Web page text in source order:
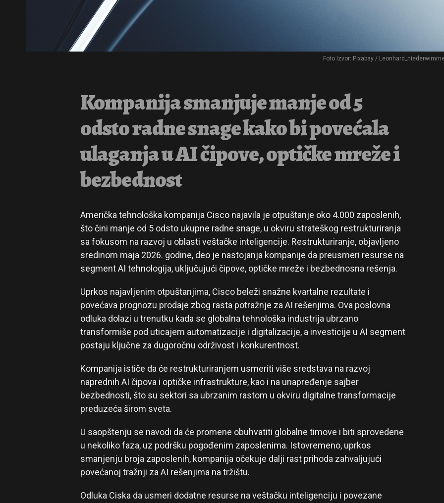
Foto Izvor: Pixabay /
Kompanija smanjuje manje od 5
odsto radne snage kako bi povećala
ulaganja u AI čipove, optičke mreže i
bezbednost
Američka tehnološka kompanija Cisco najavila je otpuštanje oko 4.000 zaposlenih,
što čini manje od 5 odsto ukupne radne snage, u okviru strateškog restrukturiranja
sa fokusom na razvoj u oblasti veštačke inteligencije. Restrukturiranje, objavljeno
sredinom maja 2026. godine, deo je nastojanja kompanije da preusmeri resurse na
segment AI tehnologija, uključujući čipove, optičke mreže i bezbednosna rešenja.
Uprkos najavljenim otpuštanjima, Cisco beleži snažne kvartalne rezultate i
povećava prognozu prodaje zbog rasta potražnje za AI rešenjima. Ova poslovna
odluka dolazi u trenutku kada se globalna tehnološka industrija ubrzano
transformiše pod uticajem automatizacije i digitalizacije, a investicije u AI segment
postaju ključne za dugoročnu održivost i konkurentnost.
Kompanija ističe da će restrukturiranjem usmeriti više sredstava na razvoj
naprednih AI čipova i optičke infrastrukture, kao i na unapređenje sajber
bezbednosti, što su sektori sa ubrzanim rastom u okviru digitalne transformacije
preduzeća širom sveta.
U saopštenju se navodi da će promene obuhvatiti globalne timove i biti sprovedene
u nekoliko faza, uz podršku pogođenim zaposlenima. Istovremeno, uprkos
smanjenju broja zaposlenih, kompanija očekuje dalji rast prihoda zahvaljujući
povećanoj tražnji za AI rešenjima na tržištu.
Odluka Ciska da usmeri dodatne resurse na veštačku inteligenciju i povezane